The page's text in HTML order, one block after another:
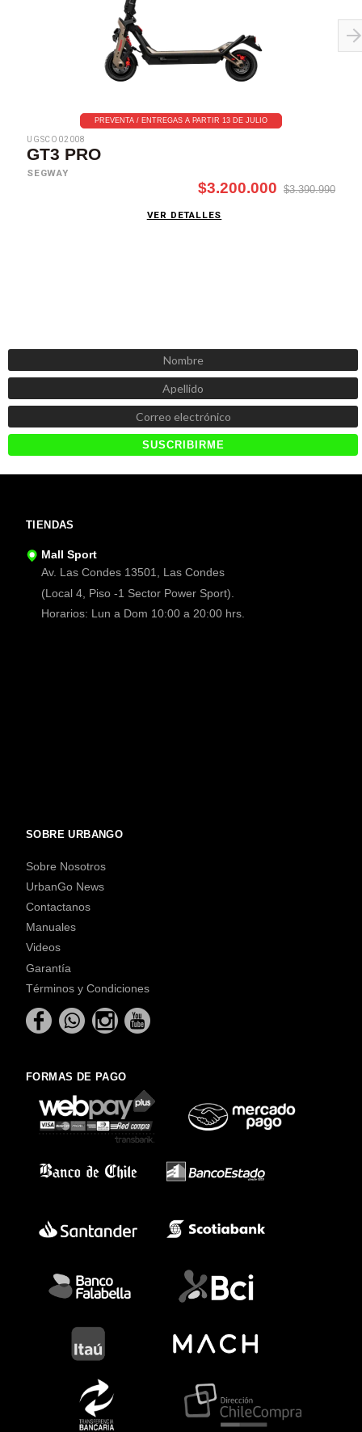
PREVENTA / ENTREGAS A PARTIR 13 DE JULIO
UGSCO02008
GT3 PRO
SEGWAY
$3.200.000 $3.390.990
VER DETALLES
TIENDAS
Mall Sport
Av. Las Condes 13501, Las Condes
(Local 4, Piso -1 Sector Power Sport).
Horarios: Lun a Dom 10:00 a 20:00 hrs.
SOBRE URBANGO
Sobre Nosotros
UrbanGo News
Contactanos
Manuales
Videos
Garantía
Términos y Condiciones
FORMAS DE PAGO